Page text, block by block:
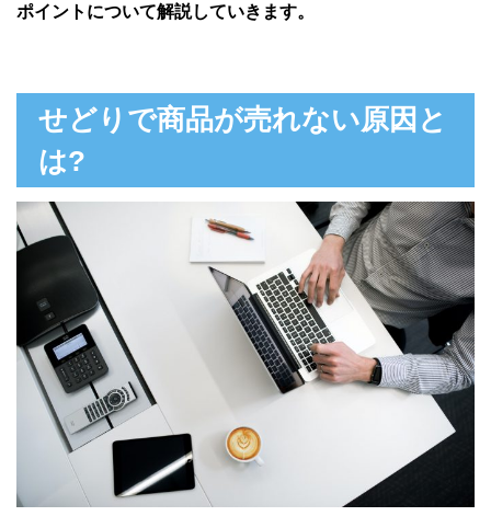
ポイントについて解説していきます。
せどりで商品が売れない原因と
は?